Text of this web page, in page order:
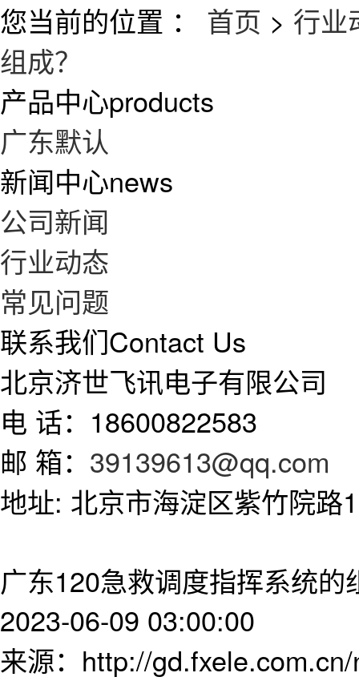
您当前的位置 ： 首页 > 行业
组成？
产品中心products
广东默认
新闻中心news
公司新闻
行业动态
常见问题
联系我们Contact Us
北京济世飞讯电子有限公司
电 话：18600822583
邮 箱： 39139613@qq.com
地址: 北京市海淀区紫竹院路
广东120急救调度指挥系统的
2023-06-09 03:00:00
来源：http://